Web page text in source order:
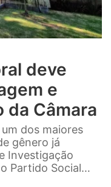
deve
e
da Câmara
dos maiores
gênero já
Investigação
Partido Social…